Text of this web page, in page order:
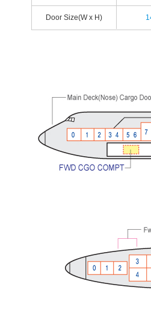
Door Size(W x H)